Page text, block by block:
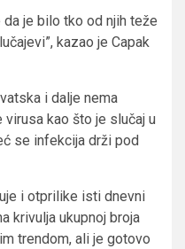
je bilo tko od njih teže
kazao je Capak
i dalje nema
kao što je slučaj u
se infekcija drži pod
i otprilike isti dnevni
krivulja ukupnoj broja
trendom, ali je gotovo